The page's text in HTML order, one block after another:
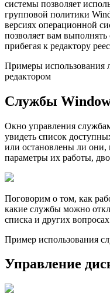
системы позволяет
групповой политики
версиях операционной
позволяет вам
прибегая к редактору
Примеры использования
редактором
Службы
Окно управления
увидеть список
или остановлены ли
параметры их работы,
Поговорим о том, как
какие службы можно
списка и других
Пример использования
Управление